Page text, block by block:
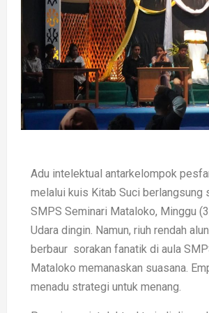
Adu intelektual antarkelompok
melalui kuis Kitab Suci berlangsung
SMPS Seminari Mataloko, Minggu
Udara dingin. Namun, riuh rendah
berbaur sorakan fanatik di aula
Mataloko memanaskan suasana.
menadu strategi untuk menang.